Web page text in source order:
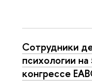
Сотрудники
психологии
конгрессе